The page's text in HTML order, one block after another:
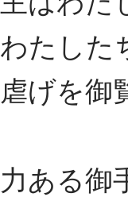
わたした
虐げを御
力ある御